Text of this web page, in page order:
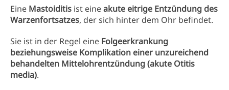
Eine Mastoiditis ist eineakute eitrige Entzündung des
Warzenfortsatzes, der sich hinter dem Ohr befindet.
Sie ist in der Regel eine Folgeerkrankung
beziehungsweise Komplikation einer unzureichend
behandelten Mittelohrentzündung (akute Otitis
media).